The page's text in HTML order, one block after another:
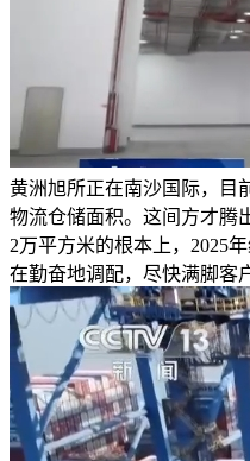
黄洲旭所正在南沙国际，目
物流仓储面积。这间方才腾
2万平方米的根本上，2025
在勤奋地调配，尽快满脚客